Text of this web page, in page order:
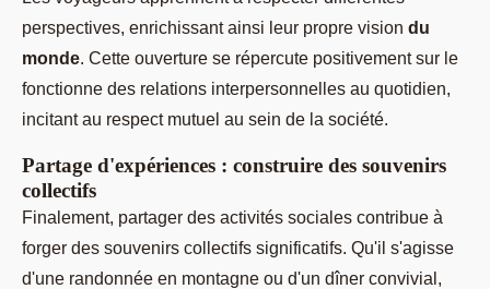
perspectives, enrichissant ainsi leur propre vision du
monde. Cette ouverture se répercute positivement sur le
fonctionne des relations interpersonnelles au quotidien,
incitant au respect mutuel au sein de la société.
Partage d'expériences : construire des souvenirs
collectifs
Finalement, partager des activités sociales contribue à
forger des souvenirs collectifs significatifs. Qu'il s'agisse
d'une randonnée en montagne ou d'un dîner convivial,